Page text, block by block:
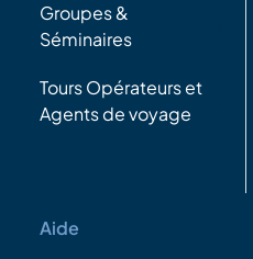
Groupes &
Séminaires
Tours Opérateurs et
Agents de voyage
Aide